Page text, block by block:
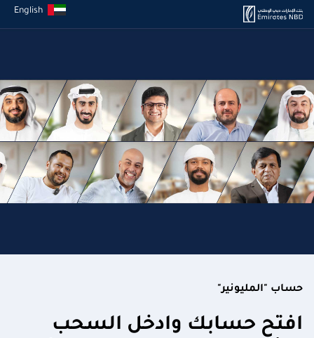
English
حساب "المليونير"
افتح حسابك وادخل السحب